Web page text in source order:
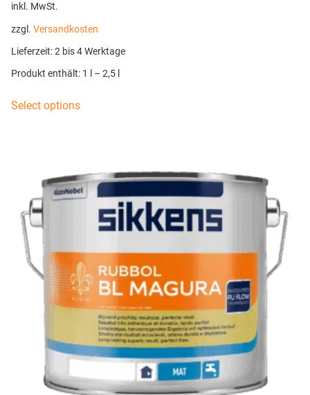
inkl. MwSt.
zzgl. Versandkosten
Lieferzeit:2 bis 4 Werktage
Produkt enthält: 1
– 2,5
Select options